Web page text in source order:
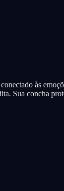
às
Sua concha